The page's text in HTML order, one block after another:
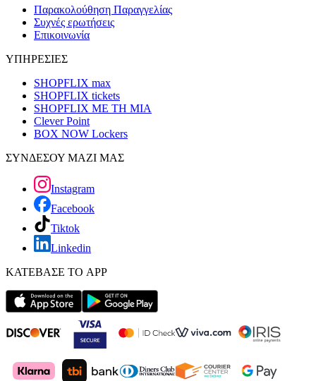
Παρακολούθηση Παραγγελίας
Συχνές ερωτήσεις
Επικοινωνία
ΥΠΗΡΕΣΙΕΣ
SHOPFLIX max
SHOPFLIX tickets
SHOPFLIX ΜΕ ΤΗ ΜΙΑ
Clever Point
BOX NOW Lockers
ΣΥΝΔΕΣΟΥ ΜΑΖΙ ΜΑΣ
Instagram
Facebook
Tiktok
Linkedin
ΚΑΤΕΒΑΣΕ ΤΟ APP